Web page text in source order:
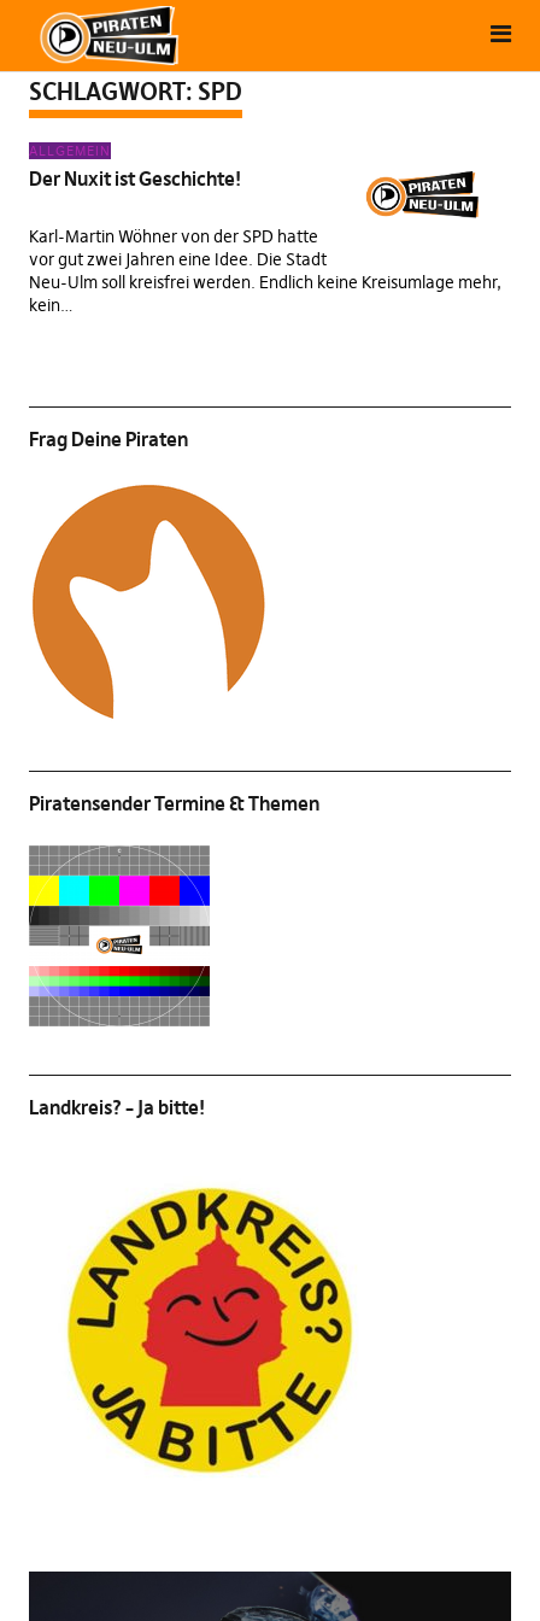
SCHLAGWORT: SPD
ALLGEMEIN
Der Nuxit ist Geschichte!
Karl-Martin Wöhner von der SPD hatte
vor gut zwei Jahren eine Idee. Die Stadt
Neu-Ulm soll kreisfrei werden. Endlich keine Kreisumlage mehr,
kein…
Frag Deine Piraten
Piratensender Termine & Themen
Landkreis? – Ja bitte!